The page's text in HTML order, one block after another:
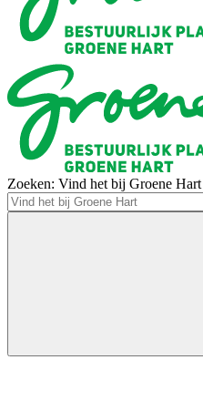
Zoeken: Vind het bij Groene Hart